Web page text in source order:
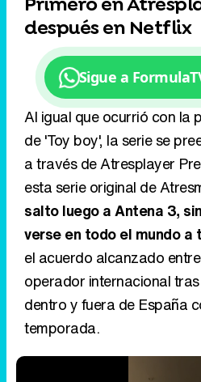
después en Netflix
Sigue a
Al igual que ocurrió con la
de 'Toy boy', la serie se
a través de Atresplayer
esta serie original de
salto luego a Antena 3,
verse en todo el mundo
el acuerdo alcanzado
operador internacional
dentro y fuera de España
temporada.